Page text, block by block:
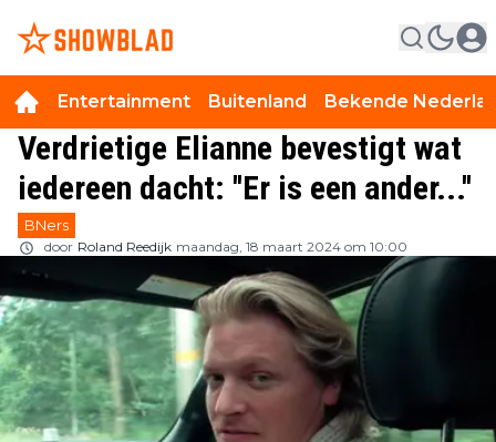
Entertainment Buitenland Bekende
Verdrietige Elianne bevestigt wat
iedereen dacht: ''Er is een ander...''
BNers
door Roland Reedijk maandag, 18 maart 2024 om 10:00